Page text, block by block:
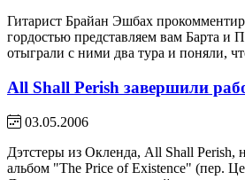
Гитарист Брайан Эшбах
гордостью представляем вам Барта и
отыграли с ними два тура и поняли,
All Shall Perish завершили
03.05.2006
Дэтстеры из Окленда, All Shall Perish,
альбом "The Price of Existence" (пер.